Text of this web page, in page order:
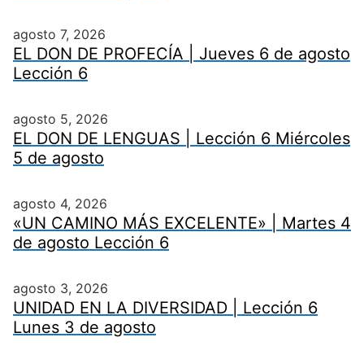
agosto 7, 2026
EL DON DE PROFECÍA | Jueves 6 de agosto
Lección 6
agosto 5, 2026
EL DON DE LENGUAS | Lección 6 Miércoles
5 de agosto
agosto 4, 2026
«UN CAMINO MÁS EXCELENTE» | Martes 4
de agosto Lección 6
agosto 3, 2026
UNIDAD EN LA DIVERSIDAD | Lección 6
Lunes 3 de agosto